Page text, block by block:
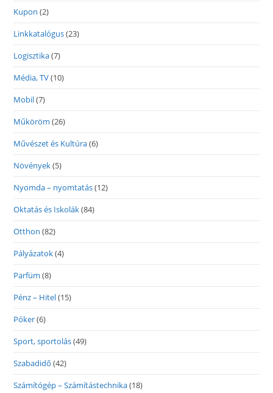
Kupon (2)
Linkkatalógus(23)
Logisztika(7)
Média, TV(10)
Mobil(7)
Műköröm (26)
Művészet és Kultúra(6)
Növények(5)
Nyomda – nyomtatás(12)
Oktatás és Iskolák(84)
Otthon (82)
Pályázatok(4)
Parfüm (8)
Pénz – Hitel(15)
Póker(6)
Sport, sportolás(49)
Szabadidő (42)
Számítógép – Számítástechnika(18)